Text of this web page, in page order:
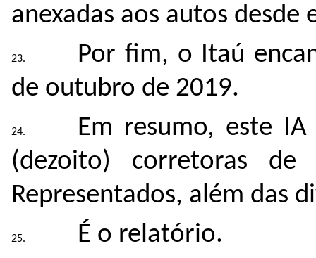
anexadas aos autos desde
Por fim, o Itaú
de outubro de 2019.
Em resumo, este
(dezoito) corretoras
Representados, além das
É o relatório.